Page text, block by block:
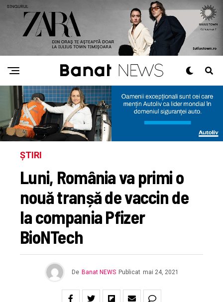
ȘTIRI
Luni, România va primi o
nouă tranșă de vaccin de
la compania Pfizer
BioNTech
De Banat NEWS Publicat mai 24, 2021